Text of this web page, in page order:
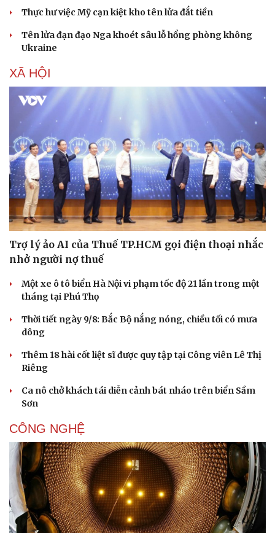
Sản phụ khoa
Nhi khoa
Nam khoa
Làm đẹp - giảm cân
Ăn sạch sống khỏe
Tình yêu - Gia đình
Thực hư việc Mỹ cạn kiệt kho tên lửa đắt tiền
Tên lửa đạn đạo Nga khoét sâu lỗ hổng phòng không
Ukraine
XÃ HỘI
Trợ lý ảo AI của Thuế TP.HCM gọi điện thoại nhắc
nhở người nợ thuế
Một xe ô tô biển Hà Nội vi phạm tốc độ 21 lần trong một
tháng tại Phú Thọ
Thời tiết ngày 9/8: Bắc Bộ nắng nóng, chiều tối có mưa
dông
Thêm 18 hài cốt liệt sĩ được quy tập tại Công viên Lê Thị
Riêng
Ca nô chở khách tái diễn cảnh bát nháo trên biển Sầm
Sơn
CÔNG NGHỆ